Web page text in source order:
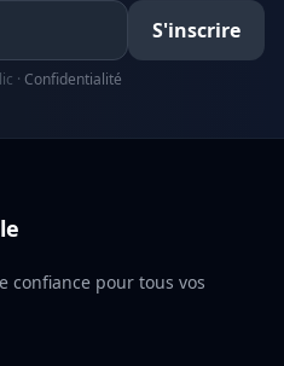
S'inscrire
· Confidentialité
confiance pour tous vos